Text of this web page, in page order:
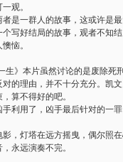
观。
是一群人的故事，这或许是
写好结局的故事，观者不知
恼。
生》本片虽然讨论的是废除
的理由，并不十分充分。凯
算不得好的吧。
手利用了，凶手最后针对的一
影，灯塔在远方摇曳，偶尔
永远演奏不完。